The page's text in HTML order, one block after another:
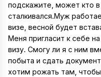
подскажите, может кто
сталкивался.Муж
визе, весной будет
Меня пригласит к себе
визу. Смогу ли я с ним
побыта и сдать
хотим рожать там,